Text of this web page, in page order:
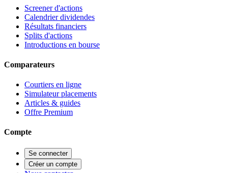
Screener d'actions
Calendrier dividendes
Résultats financiers
Splits d'actions
Introductions en bourse
Comparateurs
Courtiers en ligne
Simulateur placements
Articles & guides
Offre Premium
Compte
Se connecter
Créer un compte